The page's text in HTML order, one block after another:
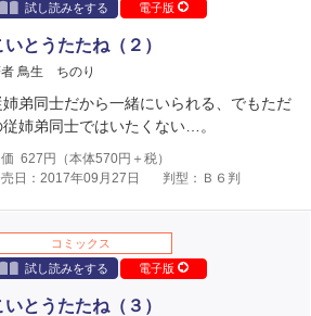
試し読みをする
電子版
いとうたたね（２）
鳥生 ちのり
姉弟同士だから一緒にいられる、でもただ
従姉弟同士ではいたくない…。
627 円（本体570円＋税）
日：2017年09月27日
判型：Ｂ６判
コミックス
試し読みをする
電子版
いとうたたね（３）